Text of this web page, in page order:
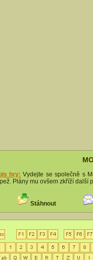
hry: Vydejte se společně s
Plány mu ovšem zkříží další
Stáhnout